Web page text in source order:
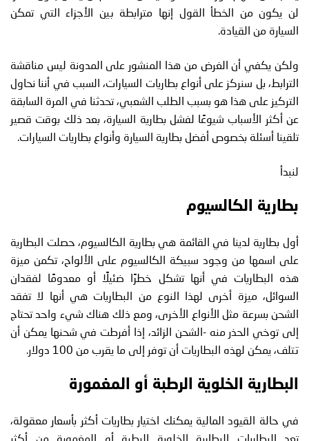
لن يكون من الخطأ القول إنها مترابطة بين الأجزاء التي تمكن
السيارة من القيادة.
ولكن يكفي أن الغرض من هذا المنشور على المدونة ليس مناقشة
الترابط، بل سنركز على أنواع بطاريات السيارات، السبب في أننا نحاول
التركيز على هذا هو بسبب الطلب الشعبي، تحدثنا في المرة السابقة
عن أكثر الأسباب شيوعًا لفشل بطارية السيارة، بعد ذلك بوقت قصير
تلقينا أسئلة بخصوص أفضل بطارية السيارة وأنواع بطاريات السيارات.
لنبدأ
بطارية الكالسيوم
أول بطارية لدينا في القائمة هي بطارية الكالسيوم، حصلت البطارية
على اسمها من وجود سبيكة الكالسيوم على الألواح، تكمن ميزة
هذه البطاريات في أنها تشكل خطرًا ضئيلًا أو معدومًا لفقدان
السوائل، ميزة أخرى لهذا النوع من البطاريات هي أنها لا تفقد
الشحن بسرعة مثل الأنواع الأخرى، ومع ذلك هناك شيء واحد تحتاج
إلى توخي الحذر منه -الشحن الزائد، إذا أفرطت في شحنها يمكن أن
تتلف، يمكن لهذه البطاريات أن توفر إلى ما يقرب من 100 دولار.
البطارية الخلوية الرطبة أو المغمورة
في حالة القيود المالية يمكنك اختيار بطاريات أكثر بأسعار معقولة،
تعد البطاريات البطارية الخلوية الرطبة أو المغمورة من أكثر